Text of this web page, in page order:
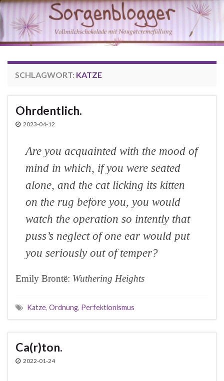
SCHLAGWORT: KATZE
Ohrdentlich.
2023-04-12
Are you acquainted with the mood of
mind in which, if you were seated
alone, and the cat licking its kitten
on the rug before you, you would
watch the operation so intently that
puss’s neglect of one ear would put
you seriously out of temper?
Emily Brontë: Wuthering Heights
Katze, Ordnung, Perfektionismus
Ca(r)ton.
2022-01-24